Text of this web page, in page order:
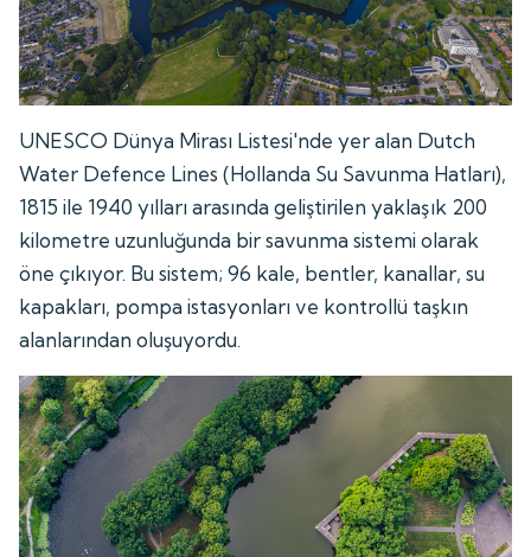
UNESCO Dünya Mirası Listesi'nde yer alan Dutch
Water Defence Lines (Hollanda Su Savunma Hatları),
1815 ile 1940 yılları arasında geliştirilen yaklaşık 200
kilometre uzunluğunda bir savunma sistemi olarak
öne çıkıyor. Bu sistem; 96 kale, bentler, kanallar, su
kapakları, pompa istasyonları ve kontrollü taşkın
alanlarından oluşuyordu.